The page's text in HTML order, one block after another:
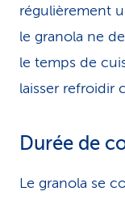
régulièrement
le granola ne
le temps de
laisser refroidir
Durée de
Le granola se